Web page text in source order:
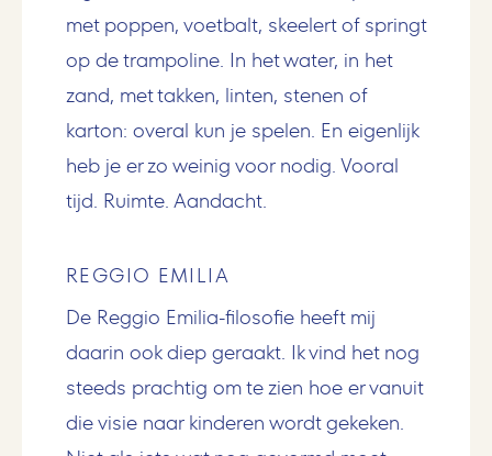
met poppen, voetbalt, skeelert of springt
op de trampoline. In het water, in het
zand, met takken, linten, stenen of
karton: overal kun je spelen. En eigenlijk
heb je er zo weinig voor nodig. Vooral
tijd. Ruimte. Aandacht.
REGGIO EMILIA
De Reggio Emilia-filosofie heeft mij
daarin ook diep geraakt. Ik vind het nog
steeds prachtig om te zien hoe er vanuit
die visie naar kinderen wordt gekeken.